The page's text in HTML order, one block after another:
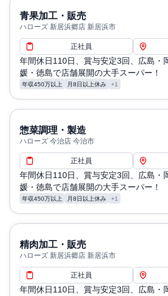
青果加工・販売
ハローズ 新居浜郷店 新居浜市
正社員
年間休日110日、賞与安定3回、広島・
媛・徳島で店舗展開の大手スーパー！
年収450万以上 月8日以上休み +1
惣菜調理・製造
ハローズ 今治店 今治市
正社員
年間休日110日、賞与安定3回、広島・
媛・徳島で店舗展開の大手スーパー！
年収450万以上 月8日以上休み +1
精肉加工・販売
ハローズ 新居浜郷店 新居浜市
正社員
年間休日110日、賞与安定3回、広島・